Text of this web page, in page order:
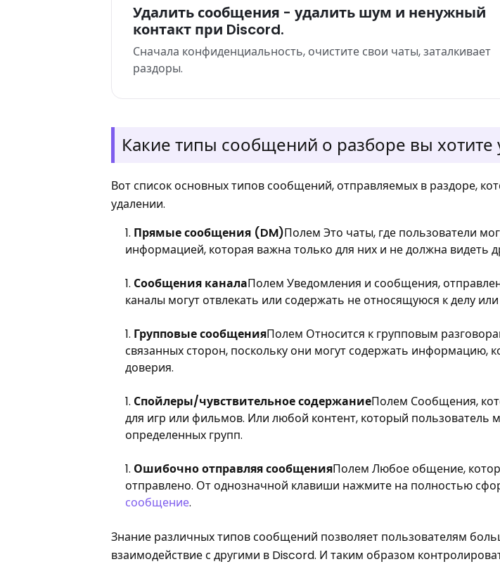
Удалить сообщения - удалить шум и ненужный
контакт при Discord.
Сначала конфиденциальность, очистите свои чаты, заталкивает
раздоры.
Какие типы сообщений о разборе вы хотите
Вот список основных типов сообщений, отправляемых в раздоре,
удалении.
Прямые сообщения (DM)Полем Это чаты, где пользователи
информацией, которая важна только для них и не должна видеть
Сообщения каналаПолем Уведомления и сообщения,
каналы могут отвлекать или содержать не относящуюся к делу
Групповые сообщенияПолем Относится к групповым
связанных сторон, поскольку они могут содержать информацию,
доверия.
Спойлеры/чувствительное содержаниеПолем Сообщения,
для игр или фильмов. Или любой контент, который пользователь
определенных групп.
Ошибочно отправляя сообщенияПолем Любое общение,
отправлено. От однозначной клавиши нажмите на полностью
сообщение.
Знание различных типов сообщений позволяет пользователям
взаимодействие с другими в Discord. И таким образом